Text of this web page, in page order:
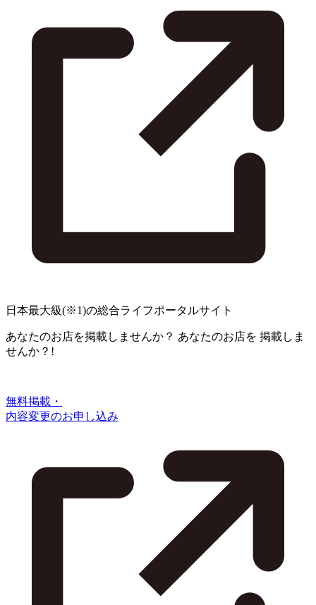
日本最大級(※1)の総合ライフポータルサイト
あなたのお店を掲載しませんか？ あなたのお店を 掲載しま
せんか？!
無料掲載・
内容変更のお申し込み